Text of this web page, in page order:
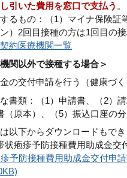
引いた費用を窓口で支払う
するもの：（1）マイナ保険
ン）2回目接種の方は1回目の
約医療機関一覧
関以外で接種する場合＞
の交付申請を行う（健康づ
書類：（1）申請書、（2）
（原本）、（5）振込口座の
以下からダウンロードもでき
状疱疹予防接種費用助成金交
予防接種費用助成金交付申